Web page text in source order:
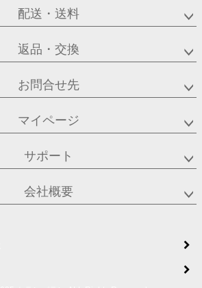
配送・送料
返品・交換
お問合せ先
マイページ
サポート
会社概要